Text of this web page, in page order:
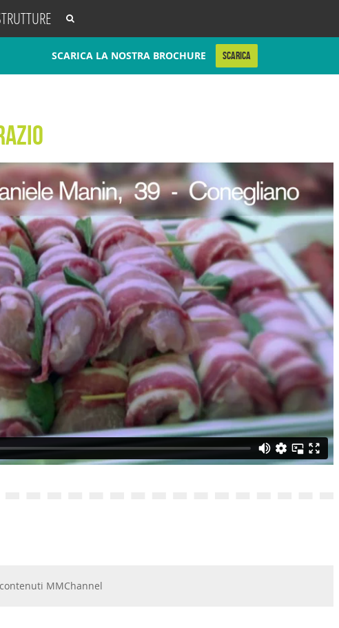
SCARICA LA NOSTRA BROCHURE SCARICA
MMChannel